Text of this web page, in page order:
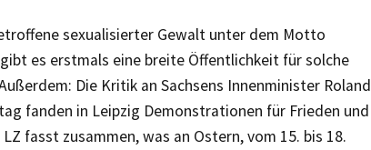
sexualisierter Gewalt unter dem Motto
es erstmals eine breite Öffentlichkeit für solche
Die Kritik an Sachsens Innenminister Roland
fanden in Leipzig Demonstrationen für Frieden und
fasst zusammen, was an Ostern, vom 15. bis 18.